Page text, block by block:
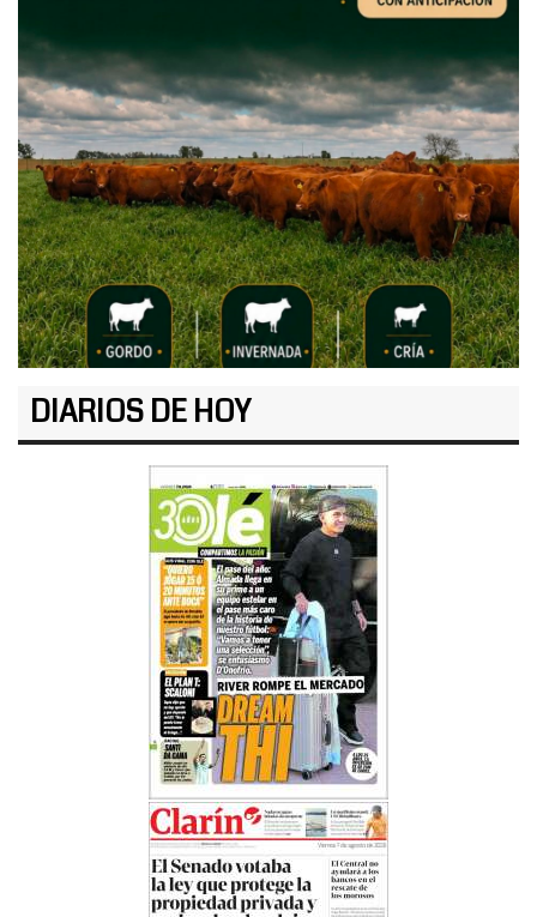
DIARIOS DE HOY